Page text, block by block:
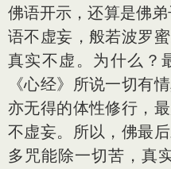
佛语开示，还算是佛
语不虚妄，般若波罗
真实不虚。为什么？
《心经》所说一切有
亦无得的体性修行，
不虚妄。所以，佛最
多咒能除一切苦，真